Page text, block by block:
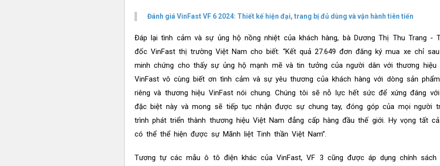
Đánh giá VinFast VF 6 2024: Thiết kế hiện đại, trang bị đủ dùng và vận hành tiên tiến
Đáp lại tình cảm và sự ủng hộ nồng nhiệt của khách hàng, bà Dương Thị Thu Trang -
đốc VinFast thị trường Việt Nam cho biết: “Kết quả 27.649 đơn đăng ký mua xe chỉ
minh chứng cho thấy sự ủng hộ mạnh mẽ và tin tưởng của người dân với thương
VinFast vô cùng biết ơn tình cảm và sự yêu thương của khách hàng với dòng sản
riêng và thương hiệu VinFast nói chung. Chúng tôi sẽ nỗ lực hết sức để xứng đáng
đặc biệt này và mong sẽ tiếp tục nhận được sự chung tay, đóng góp của mọi người
trình phát triển thành thương hiệu Việt Nam đẳng cấp hàng đầu thế giới. Hy vọng tất
có thể thể hiện được sự Mãnh liệt Tinh thần Việt Nam”.
Tương tự các mẫu ô tô điện khác của VinFast, VF 3 cũng được áp dụng chính sách